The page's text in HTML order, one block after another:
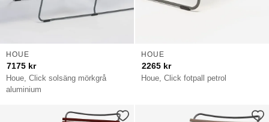
Houe, Click solsäng mörkgrå
aluminium
HOUE
7175 kr
Houe, Click fotpall petrol
HOUE
2265 kr